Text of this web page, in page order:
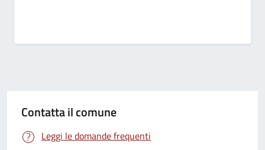
Contatta il comune
Leggi le domande frequenti